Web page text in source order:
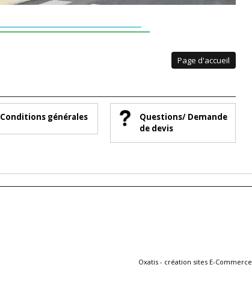
Page d'accueil
Conditions générales
Questions/ Demande
de devis
Oxatis - création sites E-Commerce